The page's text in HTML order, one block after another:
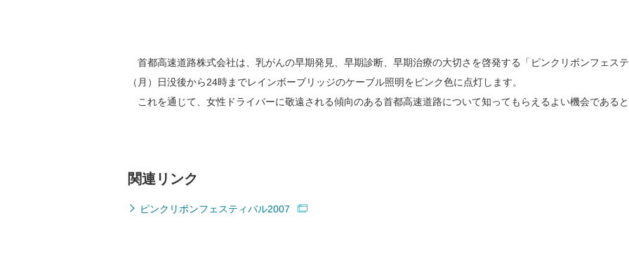
首都高速道路株式会社は、乳がんの早期発見、早期診断、早期治療の大切さを啓発する「ピンクリボンフェス
（月）日没後から24時までレインボーブリッジのケーブル照明をピンク色に点灯します。
これを通じて、女性ドライバーに敬遠される傾向のある首都高速道路について知ってもらえるよい機会であると
関連リンク
ピンクリボンフェスティバル2007